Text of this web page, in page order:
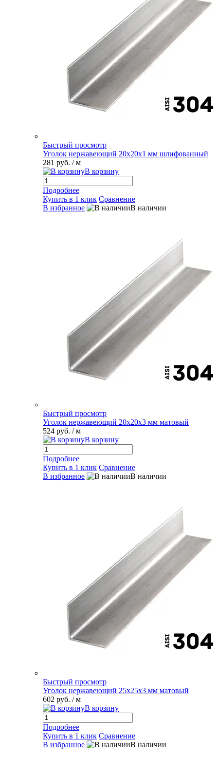
Быстрый просмотр
Уголок нержавеющий 20х20х1 мм шлифованный
281 руб. / м
В корзину
Подробнее
Купить в 1 клик Сравнение
В избранное
В наличии
Быстрый просмотр
Уголок нержавеющий 20х20х3 мм матовый
524 руб. / м
В корзину
Подробнее
Купить в 1 клик Сравнение
В избранное
В наличии
Быстрый просмотр
Уголок нержавеющий 25х25х3 мм матовый
602 руб. / м
В корзину
Подробнее
Купить в 1 клик Сравнение
В избранное
В наличии